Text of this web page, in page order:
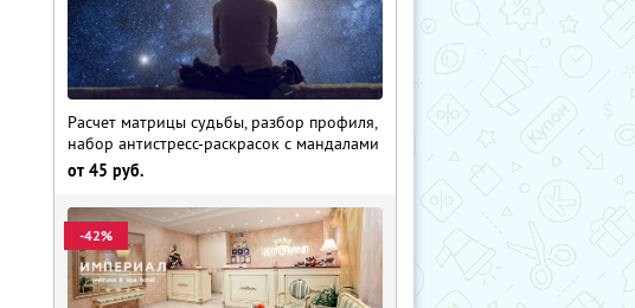
Расчет матрицы судьбы, разбор профиля,
набор антистресс-раскрасок с мандалами
от 45 руб.
-42%